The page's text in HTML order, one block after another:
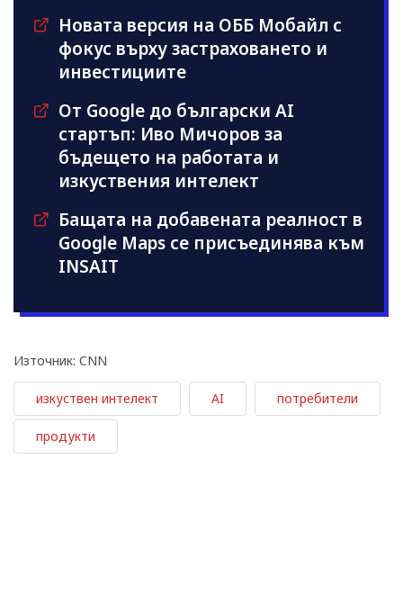
Новата версия на ОББ Мобайл с
фокус върху застраховането и
инвестициите
От Google до български AI
стартъп: Иво Мичоров за
бъдещето на работата и
изкуствения интелект
Бащата на добавената реалност в
Google Maps се присъединява към
INSAIT
Източник: CNN
изкуствен интелект AI потребители
продукти